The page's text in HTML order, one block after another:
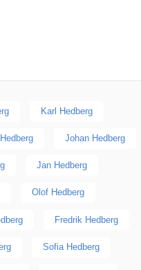
Karl Hedberg
Johan Hedberg
Jan Hedberg
Olof Hedberg
Fredrik Hedberg
Sofia Hedberg